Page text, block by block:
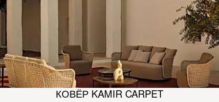
КОВЁР KAMIR CARPET